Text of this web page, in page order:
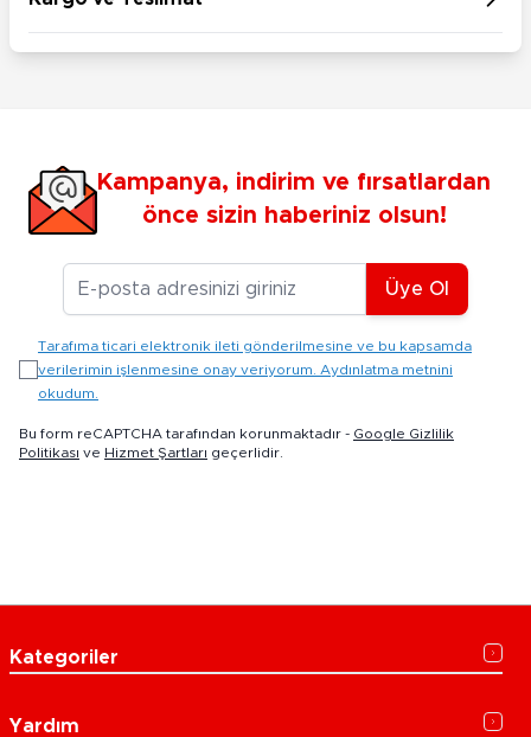
Kampanya, indirim ve fırsatlardan
önce sizin haberiniz olsun!
E-posta Adresiniz
Üye Ol
Tarafıma ticari elektronik ileti gönderilmesine ve bu kapsamda
verilerimin işlenmesine onay veriyorum. Aydınlatma metnini
okudum.
Bu form reCAPTCHA tarafından korunmaktadır - Google Gizlilik
Politikası ve Hizmet Şartları geçerlidir.
Kategoriler
Yardım